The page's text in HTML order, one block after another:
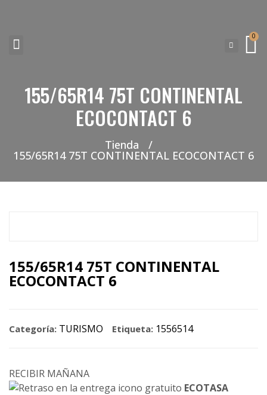
0
155/65R14 75T CONTINENTAL
ECOCONTACT 6
Tienda /
155/65R14 75T CONTINENTAL ECOCONTACT 6
155/65R14 75T CONTINENTAL
ECOCONTACT 6
Categoría: TURISMO Etiqueta: 1556514
RECIBIR MAÑANA
ECOTASA